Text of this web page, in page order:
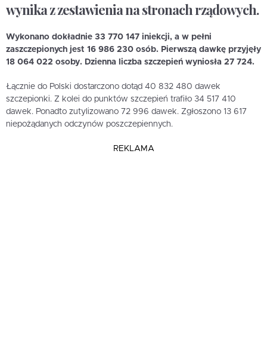
wynika z zestawienia na stronach rządowych.
Wykonano dokładnie 33 770 147 iniekcji, a w pełni
zaszczepionych jest 16 986 230 osób. Pierwszą dawkę przyjęły
18 064 022 osoby. Dzienna liczba szczepień wyniosła 27 724.
Łącznie do Polski dostarczono dotąd 40 832 480 dawek
szczepionki. Z kolei do punktów szczepień trafiło 34 517 410
dawek. Ponadto zutylizowano 72 996 dawek. Zgłoszono 13 617
niepożądanych odczynów poszczepiennych.
REKLAMA